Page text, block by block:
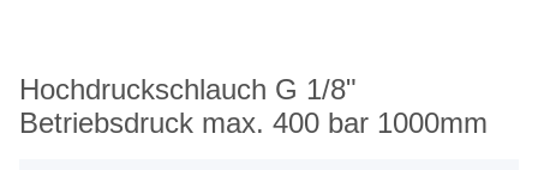
Hochdruckschlauch G 1/8"
Betriebsdruck max. 400 bar 1000mm